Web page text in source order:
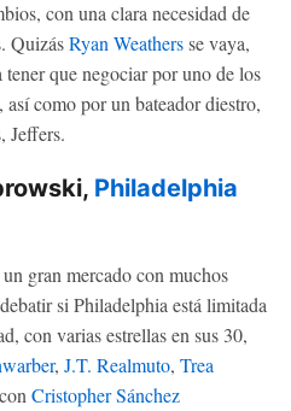
con una clara necesidad de
QuizásRyan Weathersse vaya,
que negociar por uno de los
como por un bateador diestro,
Jeffers.
Philadelphia
gran mercado con muchos
si Philadelphia está limitada
con varias estrellas en sus 30,
, J.T. Realmuto, Trea
Cristopher Sánchez